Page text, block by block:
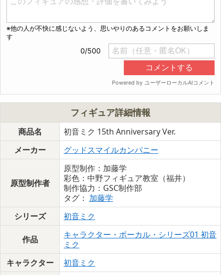
フィギュア詳細情報
商品名
初音ミク 15th Anniversary Ver.
メーカー
グッドスマイルカンパニー
原型制作者
原型制作：加藤学
彩色：中野フィギュア教室（福井）
制作協力：GSC制作部
タグ： 加藤学
シリーズ
初音ミク
作品
キャラクター・ボーカル・シリーズ01 初音
ミク
キャラクター
初音ミク